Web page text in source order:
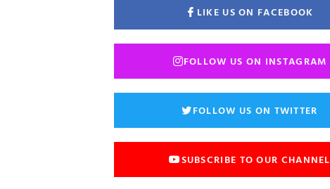
LIKE US ON FACEBOOK
FOLLOW US ON INSTAGRAM
FOLLOW US ON TWITTER
SUBSCRIBE TO OUR CHANNEL